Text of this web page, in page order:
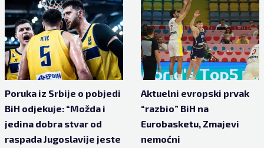
Poruka iz Srbije o pobjedi
BiH odjekuje: “Možda i
jedina dobra stvar od
raspada Jugoslavije jeste
Aktuelni evropski prvak
“razbio” BiH na
Eurobasketu, Zmajevi
nemoćni